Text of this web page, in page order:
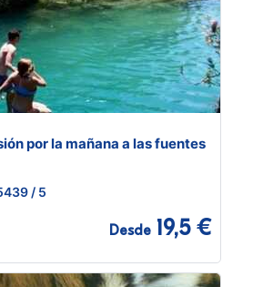
por la mañana a las fuentes
/ 5
Desde 19,5 €